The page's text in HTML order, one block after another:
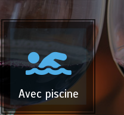
Avec piscine